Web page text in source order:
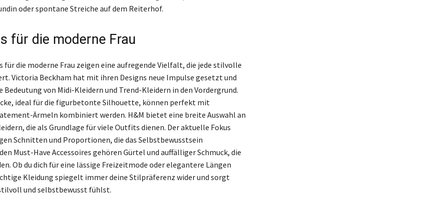
oder spontane Streiche auf dem Reiterhof.
für die moderne Frau
für die moderne Frau zeigen eine aufregende Vielfalt, die jede stilvolle
Victoria Beckham hat mit ihren Designs neue Impulse gesetzt und
von Midi-Kleidern und Trend-Kleidern in den Vordergrund.
ideal für die figurbetonte Silhouette, können perfekt mit
Ärmeln kombiniert werden. H&M bietet eine breite Auswahl an
die als Grundlage für viele Outfits dienen. Der aktuelle Fokus
Schnitten und Proportionen, die das Selbstbewusstsein
Must-Have Accessoires gehören Gürtel und auffälliger Schmuck, die
Ob du dich für eine lässige Freizeitmode oder elegantere Längen
Kleidung spiegelt immer deine Stilpräferenz wider und sorgt
und selbstbewusst fühlst.